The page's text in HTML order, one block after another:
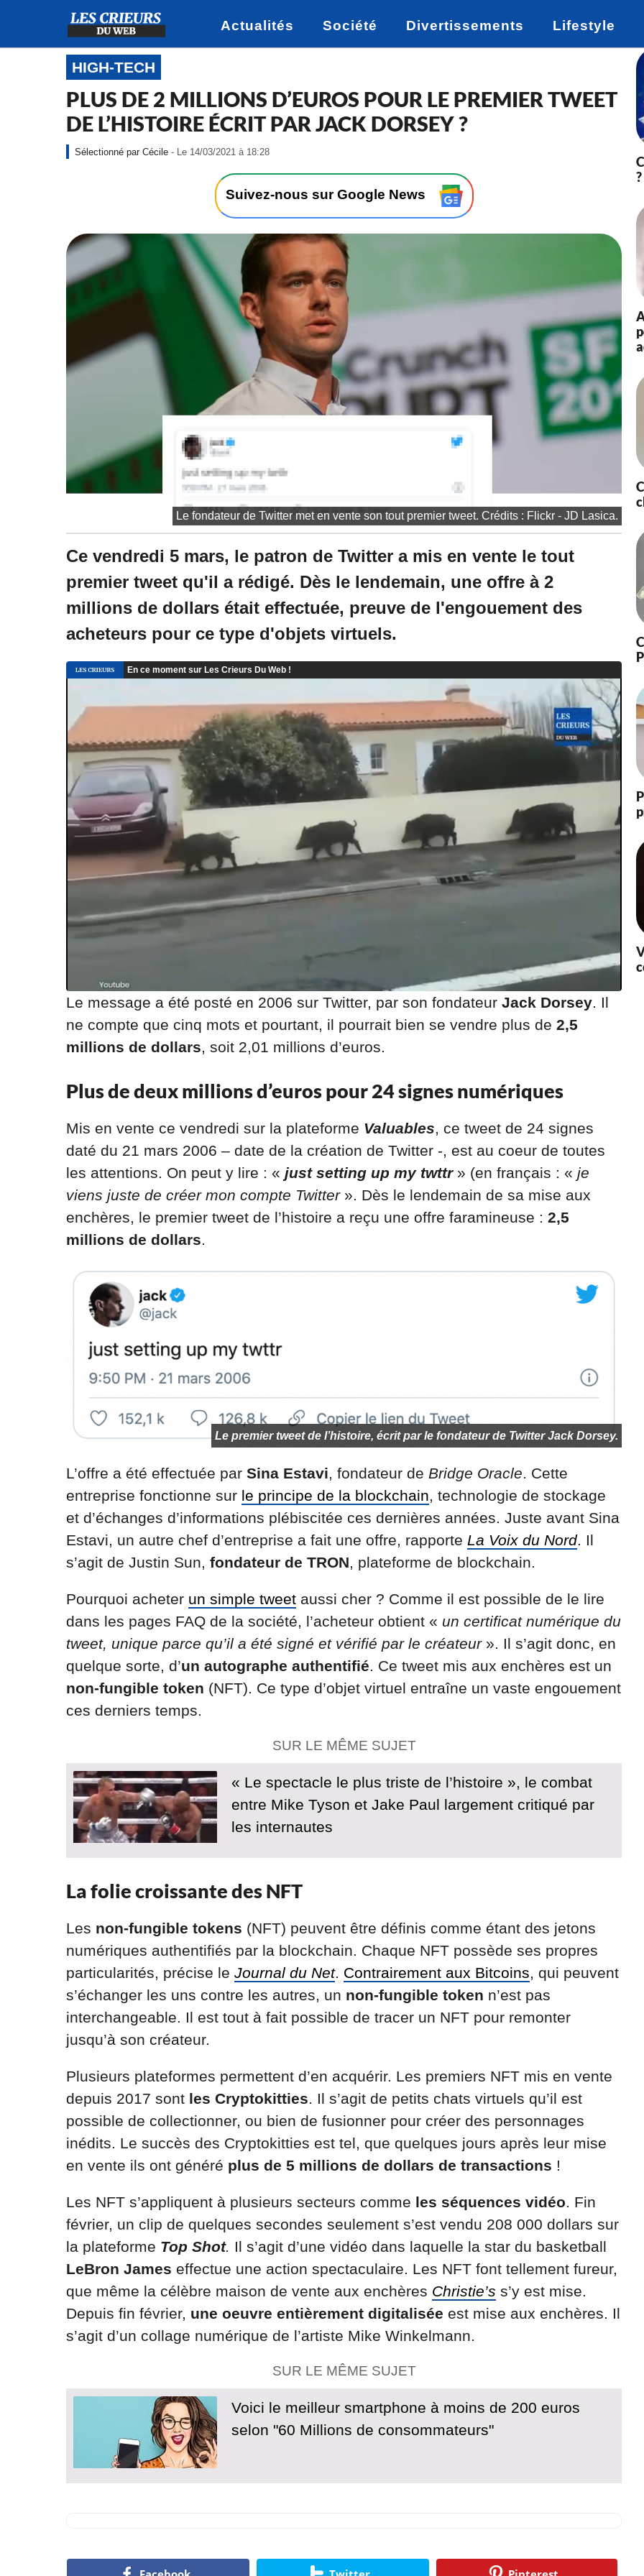
Actualités Société Divertissements Lifestyle
HIGH-TECH
PLUS DE 2 MILLIONS D’EUROS POUR LE PREMIER TWEET
DE L’HISTOIRE ÉCRIT PAR JACK DORSEY ?
Cécile - Le 14/03/2021 à 18:28
1
/
0
3
/
0
2
1
8
2
Suivez-nous sur Google News
Le fondateur de Twitter met en vente son tout premier tweet. Crédits : Flickr - JD Lasica.
Ce vendredi 5 mars, le patron de Twitter a mis en vente le tout
premier tweet qu'il a rédigé. Dès le lendemain, une offre à 2
millions de dollars était effectuée, preuve de l'engouement des
acheteurs pour ce type d'objets virtuels.
Le message a été posté en 2006 sur Twitter, par son fondateur Jack Dorsey. Il
ne compte que cinq mots et pourtant, il pourrait bien se vendre plus de 2,5
millions de dollars, soit 2,01 millions d’euros.
Plus de deux millions d’euros pour 24 signes numériques
Mis en vente ce vendredi sur la plateforme Valuables, ce tweet de 24 signes
daté du 21 mars 2006 – date de la création de Twitter -, est au coeur de toutes
les attentions. On peut y lire : « just setting up my twttr» (en français : « je
viens juste de créer mon compte Twitter». Dès le lendemain de sa mise aux
enchères, le premier tweet de l’histoire a reçu une offre faramineuse : 2,5
millions de dollars.
Le premier tweet de l’histoire, écrit par le fondateur de Twitter Jack Dorsey.
L’offre a été effectuée par Sina Estavi, fondateur de Bridge Oracle. Cette
entreprise fonctionne sur le principe de la blockchain, technologie de stockage
et d’échanges d’informations plébiscitée ces dernières années. Juste avant Sina
Estavi, un autre chef d’entreprise a fait une offre, rapporte La Voix du Nord. Il
s’agit de Justin Sun, fondateur de TRON, plateforme de blockchain.
Pourquoi acheter un simple tweet aussi cher ? Comme il est possible de le lire
dans les pages FAQ de la société, l’acheteur obtient « un certificat numérique du
tweet, unique parce qu’il a été signé et vérifié par le créateur». Il s’agit donc, en
quelque sorte, d’un autographe authentifié. Ce tweet mis aux enchères est un
non-fungible token (NFT). Ce type d’objet virtuel entraîne un vaste engouement
ces derniers temps.
SUR LE MÊME SUJET
« Le spectacle le plus triste de l’histoire », le combat
entre Mike Tyson et Jake Paul largement critiqué par
les internautes
La folie croissante des NFT
Les non-fungible tokens (NFT) peuvent être définis comme étant des jetons
numériques authentifiés par la blockchain. Chaque NFT possède ses propres
particularités, précise le Journal du Net. Contrairement aux Bitcoins, qui peuvent
s’échanger les uns contre les autres, un non-fungible token n’est pas
interchangeable. Il est tout à fait possible de tracer un NFT pour remonter
jusqu’à son créateur.
Plusieurs plateformes permettent d’en acquérir. Les premiers NFT mis en vente
depuis 2017 sont les Cryptokitties. Il s’agit de petits chats virtuels qu’il est
possible de collectionner, ou bien de fusionner pour créer des personnages
inédits. Le succès des Cryptokitties est tel, que quelques jours après leur mise
en vente ils ont généré plus de 5 millions de dollars de transactions !
Les NFT s’appliquent à plusieurs secteurs comme les séquences vidéo. Fin
février, un clip de quelques secondes seulement s’est vendu 208 000 dollars sur
la plateforme Top Shot. Il s’agit d’une vidéo dans laquelle la star du basketball
LeBron James effectue une action spectaculaire. Les NFT font tellement fureur,
que même la célèbre maison de vente aux enchères Christie’s s’y est mise.
Depuis fin février, une oeuvre entièrement digitalisée est mise aux enchères. Il
s’agit d’un collage numérique de l’artiste Mike Winkelmann.
SUR LE MÊME SUJET
Voici le meilleur smartphone à moins de 200 euros
selon "60 Millions de consommateurs"
?